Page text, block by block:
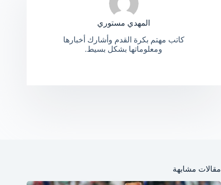
المهدي مستوري
كاتب مهتم بكرة القدم وأشارك أخبارها
ومعلوماتها بشكل بسيط.
مقالات مشابهة